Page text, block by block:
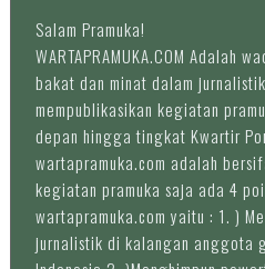
Salam Pramuka!
WARTAPRAMUKA.COM Adalah
bakat dan minat dalam
mempublikasikan kegiatan
depan hingga tingkat Kwartir
wartapramuka.com adalah
kegiatan pramuka saja ada 4
wartapramuka.com yaitu : 1. )
jurnalistik di kalangan anggota